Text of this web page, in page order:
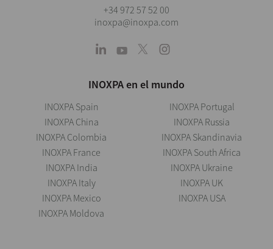
+34 972 57 52 00
inoxpa@inoxpa.com
INOXPA en el mundo
INOXPA Spain
INOXPA China
INOXPA Colombia
INOXPA France
INOXPA India
INOXPA Italy
INOXPA Mexico
INOXPA Moldova
INOXPA Portugal
INOXPA Russia
INOXPA Skandinavia
INOXPA South Africa
INOXPA Ukraine
INOXPA UK
INOXPA USA